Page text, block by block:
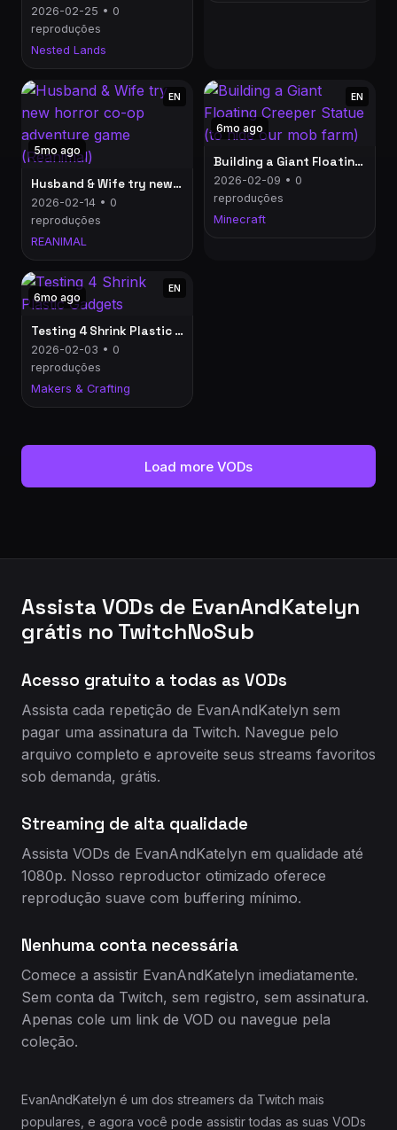
2026-02-25 • 0
reproduções
Nested Lands
5mo ago
EN
Husband & Wife try new horror co-op adventure game (Reanimal)
2026-02-14 • 0
reproduções
REANIMAL
6mo ago
EN
Building a Giant Floating Creeper Statue (to hide our mob farm)
2026-02-09 • 0
reproduções
Minecraft
6mo ago
EN
Testing 4 Shrink Plastic Gadgets
2026-02-03 • 0
reproduções
Makers & Crafting
Load more VODs
Assista VODs de EvanAndKatelyn
grátis no TwitchNoSub
Acesso gratuito a todas as VODs
Assista cada repetição de EvanAndKatelyn sem
pagar uma assinatura da Twitch. Navegue pelo
arquivo completo e aproveite seus streams favoritos
sob demanda, grátis.
Streaming de alta qualidade
Assista VODs de EvanAndKatelyn em qualidade até
1080p. Nosso reproductor otimizado oferece
reprodução suave com buffering mínimo.
Nenhuma conta necessária
Comece a assistir EvanAndKatelyn imediatamente.
Sem conta da Twitch, sem registro, sem assinatura.
Apenas cole um link de VOD ou navegue pela
coleção.
EvanAndKatelyn é um dos streamers da Twitch mais
populares, e agora você pode assistir todas as suas VODs